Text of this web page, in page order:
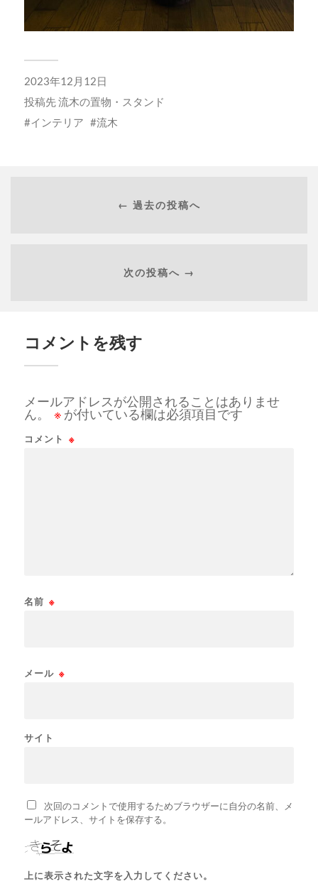
2023年12月12日
投稿先流木の置物・スタンド
インテリア
流木
← 過去の投稿へ
次の投稿へ →
コメントを残す
メールアドレスが公開されることはありませ
ん。
※ が付いている欄は必須項目です
コメント ※
名前 ※
メール ※
サイト
次回のコメントで使用するためブラウザーに自分の名前、メ
ールアドレス、サイトを保存する。
上に表示された文字を入力してください。